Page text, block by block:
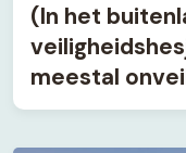
(In het
meestal